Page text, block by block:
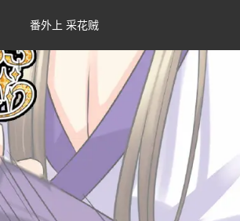
番外上 采花贼